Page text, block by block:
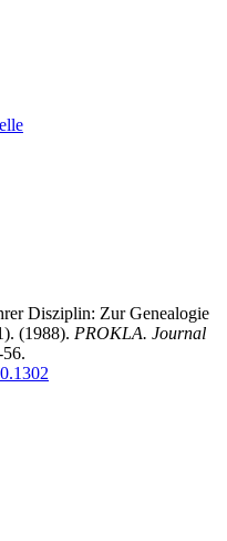
Disziplin: Zur Genealogie
(1988). PROKLA. Journal